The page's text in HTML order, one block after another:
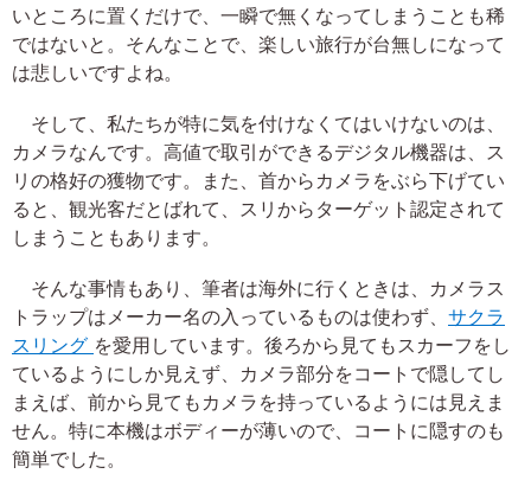
いところに置くだけで、一瞬で無くなってしまうことも稀
ではないと。そんなことで、楽しい旅行が台無しになって
は悲しいですよね。
そして、私たちが特に気を付けなくてはいけないのは、
カメラなんです。高値で取引ができるデジタル機器は、ス
リの格好の獲物です。また、首からカメラをぶら下げてい
ると、観光客だとばれて、スリからターゲット認定されて
しまうこともあります。
そんな事情もあり、筆者は海外に行くときは、カメラス
トラップはメーカー名の入っているものは使わず、 サクラ
スリング を愛用しています。後ろから見てもスカーフをし
ているようにしか見えず、カメラ部分をコートで隠してし
まえば、前から見てもカメラを持っているようには見えま
せん。特に本機はボディーが薄いので、コートに隠すのも
簡単でした。